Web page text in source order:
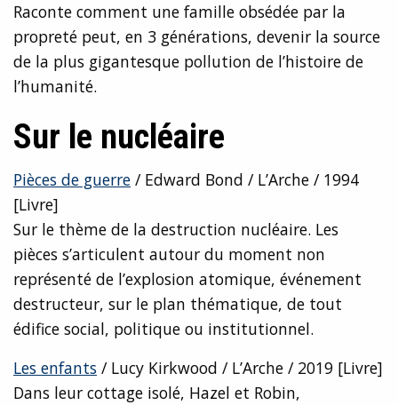
Raconte comment une famille obsédée par la
propreté peut, en 3 générations, devenir la source
de la plus gigantesque pollution de l’histoire de
l’humanité.
Sur le nucléaire
Pièces de guerre / Edward Bond / L’Arche / 1994
[Livre]
Sur le thème de la destruction nucléaire. Les
pièces s’articulent autour du moment non
représenté de l’explosion atomique, événement
destructeur, sur le plan thématique, de tout
édifice social, politique ou institutionnel.
Les enfants / Lucy Kirkwood / L’Arche / 2019 [Livre]
Dans leur cottage isolé, Hazel et Robin,